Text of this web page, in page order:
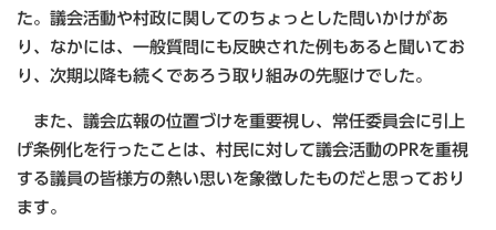
た。議会活動や村政に関してのちょっとした問いかけがあ
り、なかには、一般質問にも反映された例もあると聞いてお
り、次期以降も続くであろう取り組みの先駆けでした。
また、議会広報の位置づけを重要視し、常任委員会に引上
げ条例化を行ったことは、村民に対して議会活動のPRを重視
する議員の皆様方の熱い思いを象徴したものだと思っており
ます。